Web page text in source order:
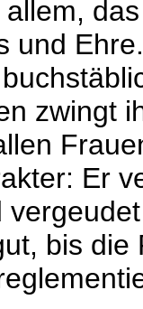
und
zwingt
Er
bis